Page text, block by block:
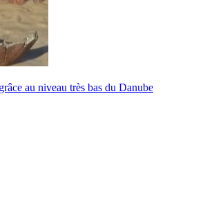
au niveau très bas du Danube